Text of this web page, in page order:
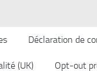
Déclaration de
(UK) Opt-out